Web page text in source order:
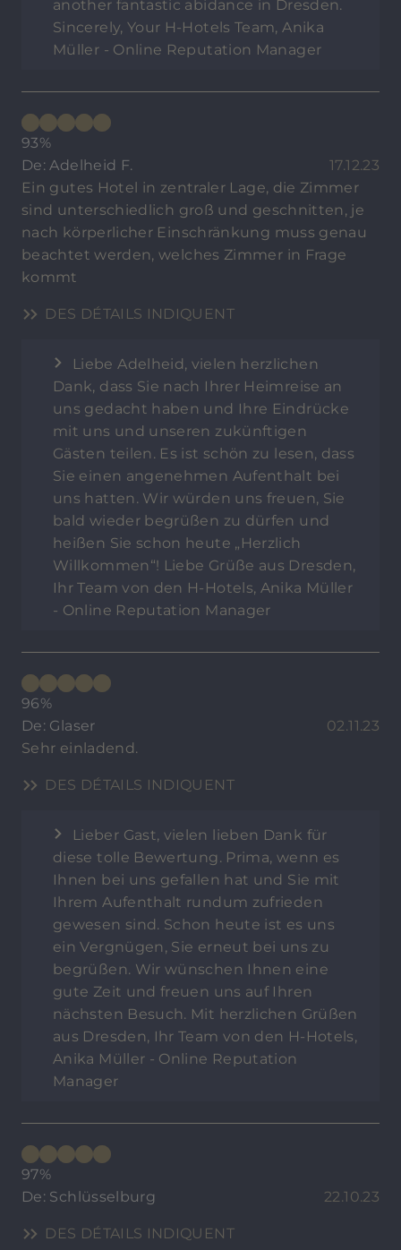
another fantastic abidance in Dresden.
Sincerely, Your H-Hotels Team, Anika
Müller - Online Reputation Manager
93%
De: Adelheid F.
17.12.23
Ein gutes Hotel in zentraler Lage, die Zimmer
sind unterschiedlich groß und geschnitten, je
nach körperlicher Einschränkung muss genau
beachtet werden, welches Zimmer in Frage
kommt
DES DÉTAILS INDIQUENT
Liebe Adelheid, vielen herzlichen
Dank, dass Sie nach Ihrer Heimreise an
uns gedacht haben und Ihre Eindrücke
mit uns und unseren zukünftigen
Gästen teilen. Es ist schön zu lesen, dass
Sie einen angenehmen Aufenthalt bei
uns hatten. Wir würden uns freuen, Sie
bald wieder begrüßen zu dürfen und
heißen Sie schon heute „Herzlich
Willkommen“! Liebe Grüße aus Dresden,
Ihr Team von den H-Hotels, Anika Müller
- Online Reputation Manager
96%
De: Glaser
02.11.23
Sehr einladend.
DES DÉTAILS INDIQUENT
Lieber Gast, vielen lieben Dank für
diese tolle Bewertung. Prima, wenn es
Ihnen bei uns gefallen hat und Sie mit
Ihrem Aufenthalt rundum zufrieden
gewesen sind. Schon heute ist es uns
ein Vergnügen, Sie erneut bei uns zu
begrüßen. Wir wünschen Ihnen eine
gute Zeit und freuen uns auf Ihren
nächsten Besuch. Mit herzlichen Grüßen
aus Dresden, Ihr Team von den H-Hotels,
Anika Müller - Online Reputation
Manager
97%
De: Schlüsselburg
22.10.23
DES DÉTAILS INDIQUENT